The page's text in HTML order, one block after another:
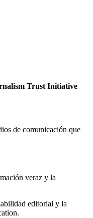
Trust Initiative
de comunicación que
veraz y la
editorial y la